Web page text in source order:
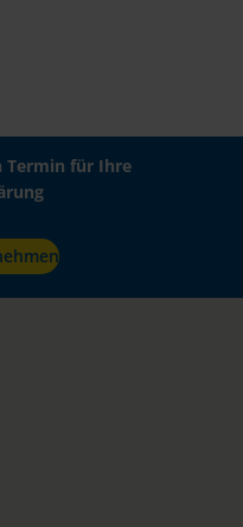
Termin für Ihre